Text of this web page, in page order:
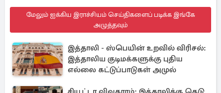
மேலும் ஐக்கிய இராச்சியம் செய்திகளைப் படிக்க இங்கே
அழுத்தவும்
இத்தாலி - ஸ்பெயின் உறவில் விரிசல்:
இத்தாலிய குடிமக்களுக்கு புதிய
எல்லை கட்டுப்பாடுகள் அமுல்